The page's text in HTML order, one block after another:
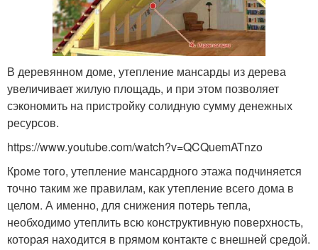
В деревянном доме, утепление мансарды из дерева
увеличивает жилую площадь, и при этом позволяет
сэкономить на пристройку солидную сумму денежных
ресурсов.
https://www.youtube.com/watch?v=QCQuemATnzo
Кроме того, утепление мансардного этажа подчиняется
точно таким же правилам, как утепление всего дома в
целом. А именно, для снижения потерь тепла,
необходимо утеплить всю конструктивную поверхность,
которая находится в прямом контакте с внешней средой.